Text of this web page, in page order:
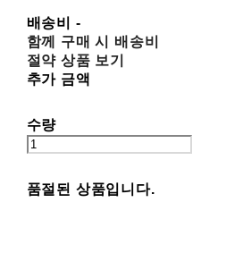
배송비 -
함께 구매 시 배송비
절약 상품 보기
추가 금액
수량
품절된 상품입니다.